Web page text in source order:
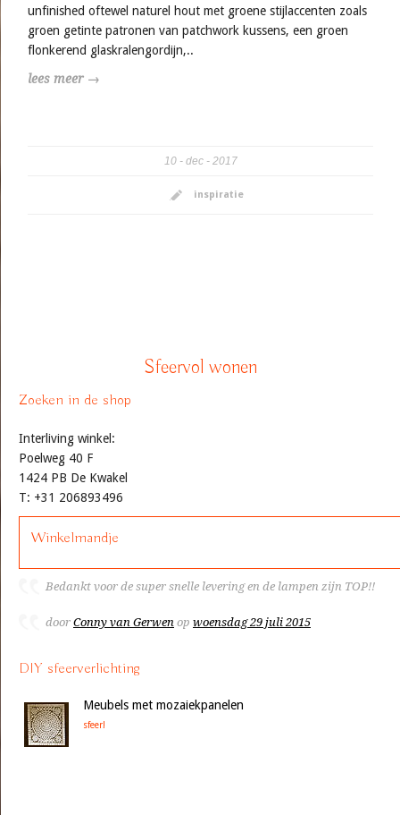
unfinished oftewel naturel hout met groene stijlaccenten zoals
groen getinte patronen van patchwork kussens, een groen
flonkerend glaskralengordijn,..
lees meer →
10 dec 2017
inspiratie
Sfeervol wonen
Zoeken in de shop
Interliving winkel:
Poelweg 40 F
1424 PB De Kwakel
T: +31 206893496
Winkelmandje
Bedankt voor de super snelle levering en de lampen zijn TOP!!
door Conny van Gerwen op woensdag 29 juli 2015
DIY sfeerverlichting
Meubels met mozaiekpanelen
sfeer!